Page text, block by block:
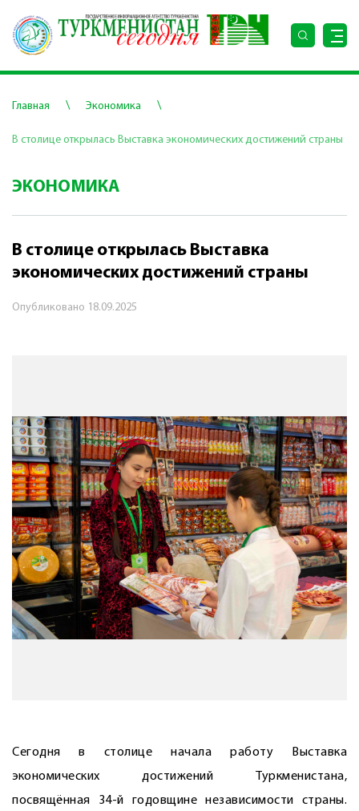
Главная \ Экономика \
В столице открылась Выставка экономических достижений страны
ЭКОНОМИКА
В столице открылась Выставка
экономических достижений страны
Опубликовано 18.09.2025
Сегодня в столице начала работу Выставка
экономических достижений Туркменистана,
посвящённая 34-й годовщине независимости страны.